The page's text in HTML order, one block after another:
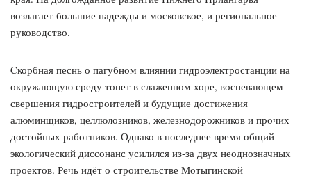
возлагает большие надежды и московское, и региональное
руководство.
Cкорбная песнь о пагубном влиянии гидроэлектростанции на
окружающую среду тонет в слаженном хоре, воспевающем
свершения гидростроителей и будущие достижения
алюминщиков, целлюлозников, железнодорожников и прочих
достойных работников. Однако в последнее время общий
экологический диссонанс усилился из-за двух неоднозначных
проектов. Речь идёт о строительстве Мотыгинской